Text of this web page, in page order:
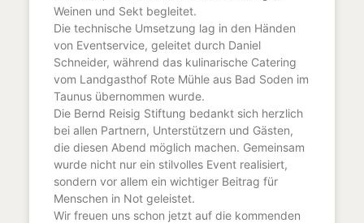
Weinen und Sekt begleitet.
Die technische Umsetzung lag in den Händen
von Eventservice, geleitet durch Daniel
Schneider, während das kulinarische Catering
vom Landgasthof Rote Mühle aus Bad Soden im
Taunus übernommen wurde.
Die Bernd Reisig Stiftung bedankt sich herzlich
bei allen Partnern, Unterstützern und Gästen,
die diesen Abend möglich machen. Gemeinsam
wurde nicht nur ein stilvolles Event realisiert,
sondern vor allem ein wichtiger Beitrag für
Menschen in Not geleistet.
Wir freuen uns schon jetzt auf die kommenden